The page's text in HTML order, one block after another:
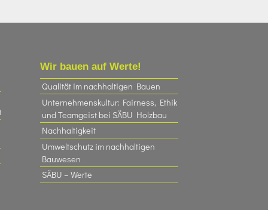
Wir bauen auf Werte!
Qualität im nachhaltigen Bauen
Unternehmenskultur: Fairness, Ethik
und Teamgeist bei SÄBU Holzbau​
Nachhaltigkeit
Umweltschutz im nachhaltigen
Bauwesen
SÄBU – Werte